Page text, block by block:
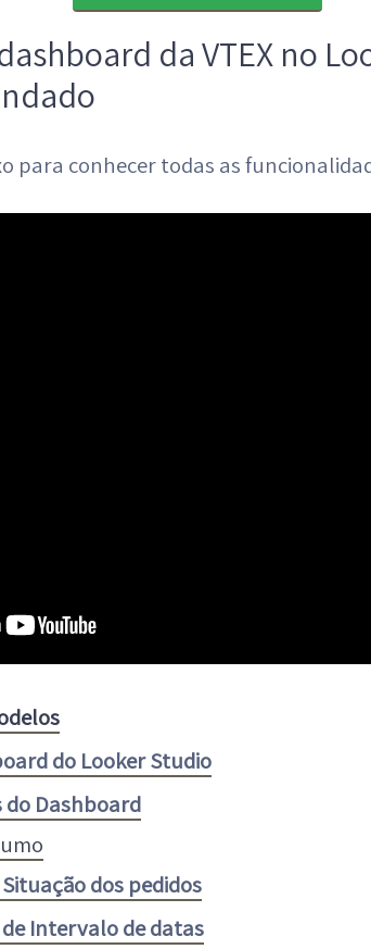
da VTEX no
para conhecer todas as
do Looker Studio
do Dashboard
dos pedidos
Intervalo de datas